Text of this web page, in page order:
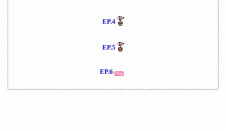
EP.4
EP.5
EP.6